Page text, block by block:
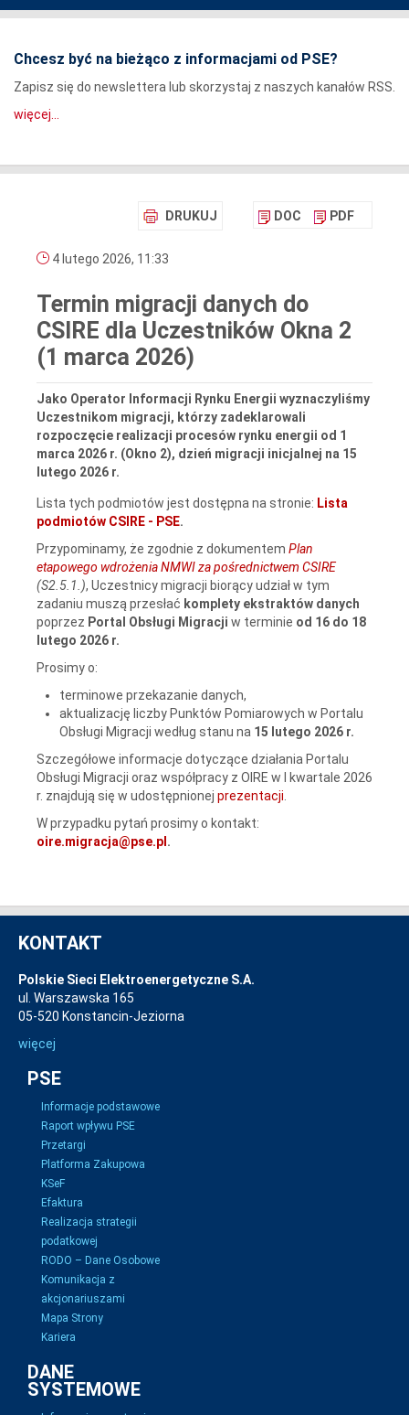
Chcesz być na bieżąco z informacjami od PSE?
Zapisz się do newslettera lub skorzystaj z naszych kanałów RSS.
więcej...
DRUKUJ DOC PDF
4 lutego 2026, 11:33
Termin migracji danych do
CSIRE dla Uczestników Okna 2
(1 marca 2026)
Jako Operator Informacji Rynku Energii wyznaczyliśmy
Uczestnikom migracji, którzy zadeklarowali
rozpoczęcie realizacji procesów rynku energii od 1
marca 2026 r. (Okno 2), dzień migracji inicjalnej na 15
lutego 2026 r.
Lista tych podmiotów jest dostępna na stronie: Lista
podmiotów CSIRE - PSE.
Przypominamy, że zgodnie z dokumentem Plan
etapowego wdrożenia NMWI za pośrednictwem CSIRE
(S2.5.1.), Uczestnicy migracji biorący udział w tym
zadaniu muszą przesłać komplety ekstraktów danych
poprzez Portal Obsługi Migracji w terminie od 16 do 18
lutego 2026 r.
Prosimy o:
terminowe przekazanie danych,
aktualizację liczby Punktów Pomiarowych w Portalu
Obsługi Migracji według stanu na 15 lutego 2026 r.
Szczegółowe informacje dotyczące działania Portalu
Obsługi Migracji oraz współpracy z OIRE w I kwartale 2026
r. znajdują się w udostępnionej prezentacji
W przypadku pytań prosimy o kontakt:
oire.migracja@pse.pl .
KONTAKT
Polskie Sieci Elektroenergetyczne S.A.
ul. Warszawska 165
05-520 Konstancin-Jeziorna
więcej
PSE
Informacje podstawowe
Raport wpływu PSE
Przetargi
Platforma Zakupowa
KSeF
Efaktura
Realizacja strategii
podatkowej
RODO – Dane Osobowe
Komunikacja z
akcjonariuszami
Mapa Strony
Kariera
DANE
SYSTEMOWE